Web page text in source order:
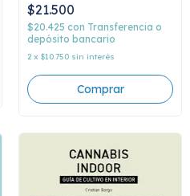
$21.500
$20.425 con Transferencia o
depósito bancario
2 x $10.750 sin interés